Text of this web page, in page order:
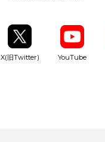
X(旧Twitter) YouTube